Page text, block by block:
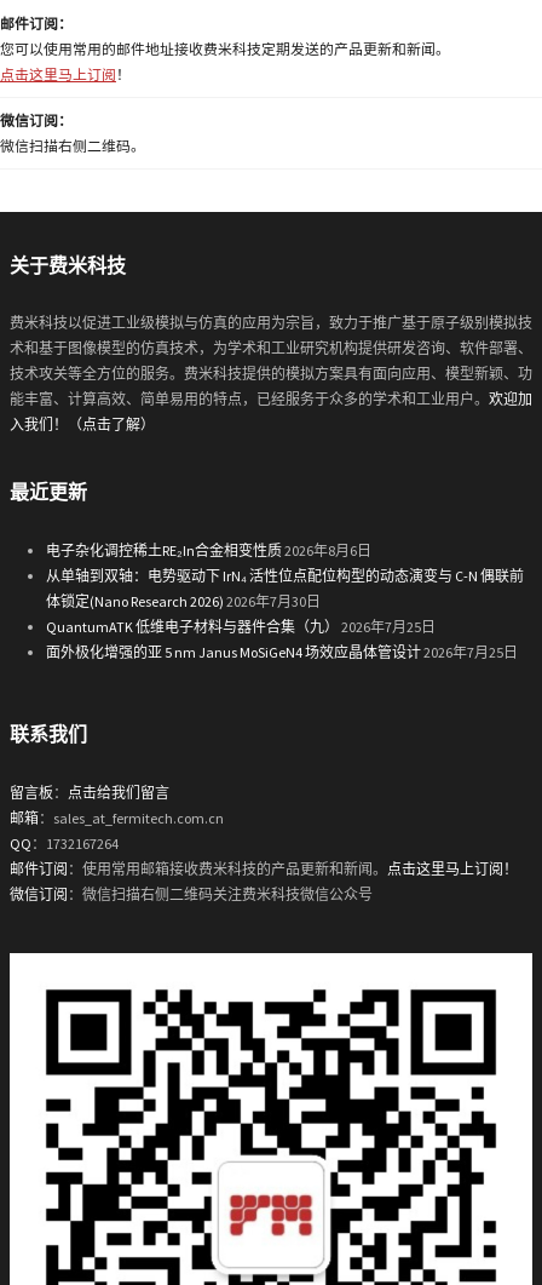
邮件订阅：
您可以使用常用的邮件地址接收费米科技定期发送的产品更新和新闻。
点击这里马上订阅 ！
微信订阅：
微信扫描右侧二维码。
关于费米科技
费米科技以促进工业级模拟与仿真的应用为宗旨，致力于推广基于原子级别模拟技
术和基于图像模型的仿真技术，为学术和工业研究机构提供研发咨询、软件部署、
技术攻关等全方位的服务。费米科技提供的模拟方案具有面向应用、模型新颖、功
能丰富、计算高效、简单易用的特点，已经服务于众多的学术和工业用户。 欢迎加
入我们！（点击了解）
最近更新
电子杂化调控稀土RE₂In合金相变性质2026年8月6日
从单轴到双轴：电势驱动下 IrN₄ 活性位点配位构型的动态演变与 C-N 偶联前
体锁定(Nano Research 2026) 2026年7月30日
QuantumATK 低维电子材料与器件合集（九）
2026年7月25日
面外极化增强的亚 5 nm Janus MoSiGeN4 场效应晶体管设计2026年7月25日
联系我们
留言板 ： 点击给我们留言
邮箱：sales_at_fermitech.com.cn
QQ ：1732167264
邮件订阅 ：使用常用邮箱接收费米科技的产品更新和新闻。 点击这里马上订阅！
微信订阅 ：微信扫描右侧二维码关注费米科技微信公众号